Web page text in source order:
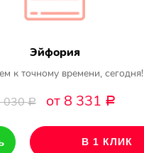
Эйфория
к точному времени, сегодня!
030Р от 8 331 Р
В 1 КЛИК